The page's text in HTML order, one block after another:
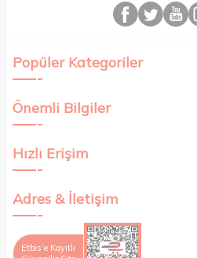
Popüler Kategoriler
Önemli Bilgiler
Hızlı Erişim
Adres & İletişim
Etbis’e Kayıtlı